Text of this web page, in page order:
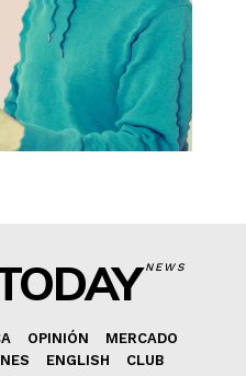
NEWS
OPINIÓN
MERCADO
ENGLISH CLUB